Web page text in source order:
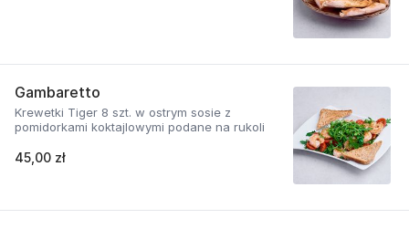
Gambaretto
Krewetki Tiger 8 szt. w ostrym sosie z
pomidorkami koktajlowymi podane na rukoli
45,00 zł